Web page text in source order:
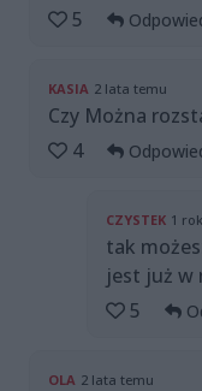
5
KASIA 2 lata temu
Czy Można
4
CZYSTEK 1
tak
jest już w
5
OLA 2 lata temu